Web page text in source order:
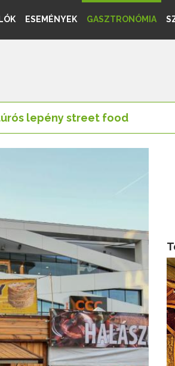
ESEMÉNYEK GASZTRONÓMIA
lepény street food